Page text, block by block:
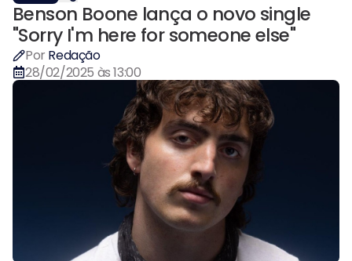
Benson Boone lança o novo single
"Sorry I'm here for someone else"
Por Redação
28/02/2025 às 13:00